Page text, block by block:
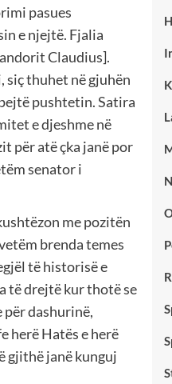
pasues
e njejtë. Fjalia
Claudius].
siç thuhet në gjuhën
pushtetin. Satira
e djeshme në
për atë çka janë por
senator i
me pozitën
brenda temes
të historisë e
të drejtë kur thotë se
për dashurinë,
herë Hatës e herë
gjithë janë kunguj